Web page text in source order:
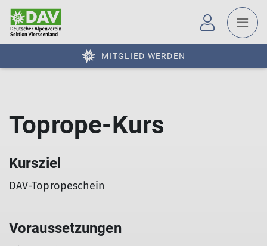
MITGLIED WERDEN
Toprope-Kurs
Kursziel
DAV-Topropeschein
Voraussetzungen